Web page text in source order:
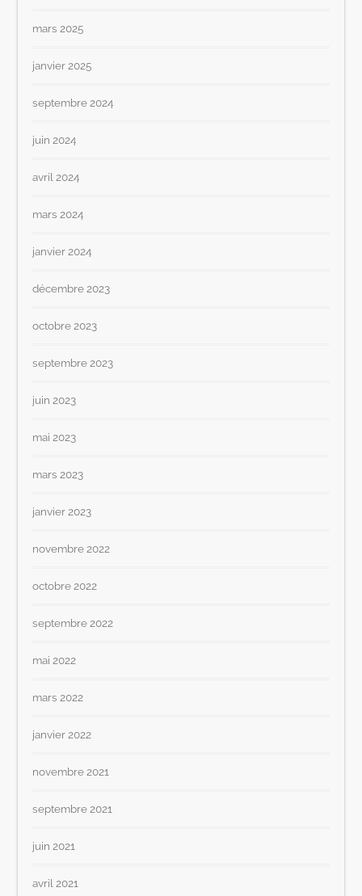
mars 2025
janvier 2025
septembre 2024
juin 2024
avril 2024
mars 2024
janvier 2024
décembre 2023
octobre 2023
septembre 2023
juin 2023
mai 2023
mars 2023
janvier 2023
novembre 2022
octobre 2022
septembre 2022
mai 2022
mars 2022
janvier 2022
novembre 2021
septembre 2021
juin 2021
avril 2021